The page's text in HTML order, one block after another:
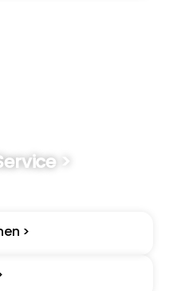
>
>